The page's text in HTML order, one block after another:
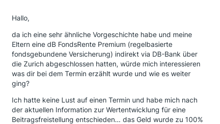
Hallo,
da ich eine sehr ähnliche Vorgeschichte habe und meine
Eltern eine dB FondsRente Premium (regelbasierte
fondsgebundene Versicherung) indirekt via DB-Bank über
die Zurich abgeschlossen hatten, würde mich interessieren
was dir bei dem Termin erzählt wurde und wie es weiter
ging?
Ich hatte keine Lust auf einen Termin und habe mich nach
der aktuellen Information zur Wertentwicklung für eine
Beitragsfreistellung entschieden… das Geld wurde zu 100%